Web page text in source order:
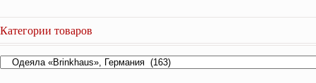
Категории товаров